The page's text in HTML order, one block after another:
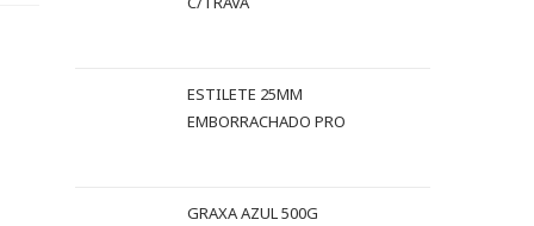
ESTILETE 25MM
EMBORRACHADO PRO
GRAXA AZUL 500G